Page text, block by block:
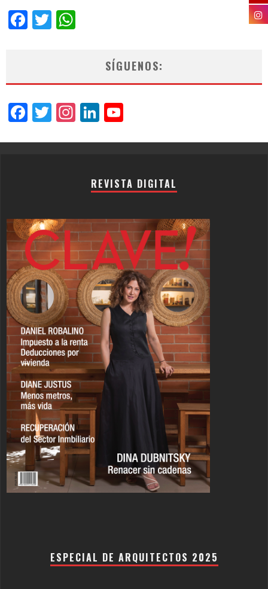
Facebook
Twitter
SÍGUENOS:
Facebook
Twitter
Instagram
LinkedIn
REVISTA DIGITAL
ESPECIAL DE ARQUITECTOS 2025